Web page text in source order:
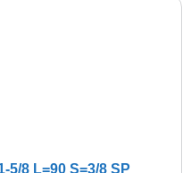
5/8 L=90 S=3/8 SP